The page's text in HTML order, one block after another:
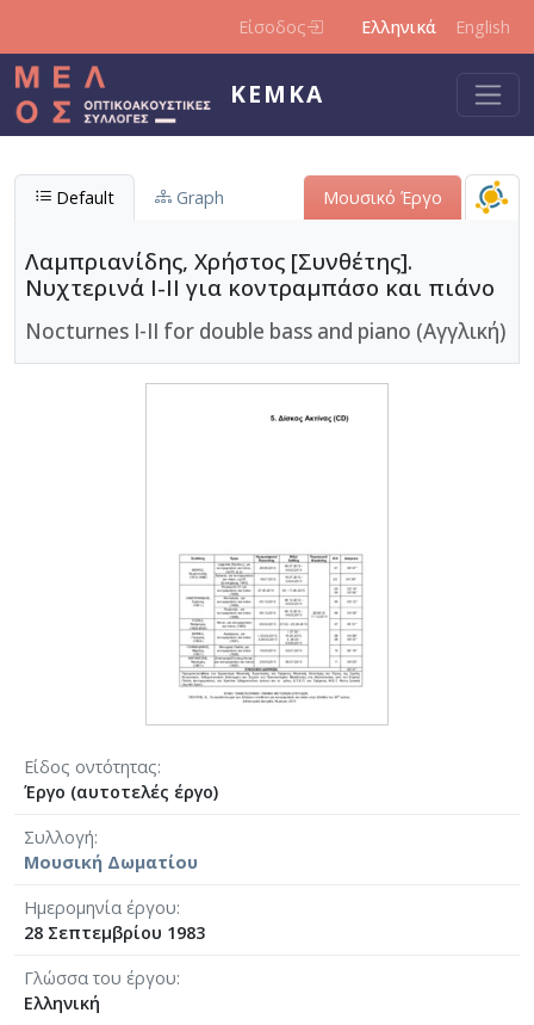
Είσοδος Ελληνικά English
ΚΕΜΚΑ
Default Graph Μουσικό Έργο
Λαμπριανίδης, Χρήστος [Συνθέτης].
Νυχτερινά Ι-ΙΙ για κοντραμπάσο και πιάνο
Nocturnes I-II for double bass and piano (Αγγλική)
Είδος οντότητας
Έργο (αυτοτελές έργο)
Συλλογή
Μουσική Δωματίου
Ημερομηνία έργου
28 Σεπτεμβρίου 1983
Γλώσσα του έργου
Ελληνική